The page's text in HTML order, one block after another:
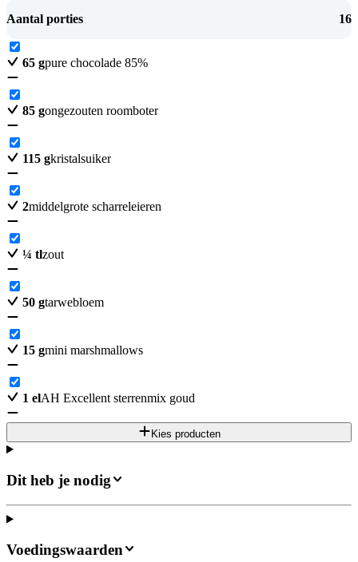
Aantal porties 16
65 gpure chocolade 85%
85 gongezouten roomboter
115 gkristalsuiker
2middelgrote scharreleieren
¼ tlzout
50 gtarwebloem
15 gmini marshmallows
1 elAH Excellent sterrenmix goud
Kies producten
Dit heb je nodig
Voedingswaarden